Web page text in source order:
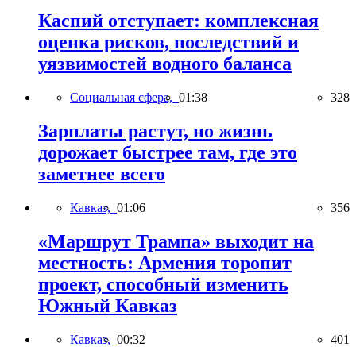
Каспий отступает: комплексная
оценка рисков, последствий и
уязвимостей водного баланса
Социальная сфера, 01:38 328
Зарплаты растут, но жизнь
дорожает быстрее там, где это
заметнее всего
Кавказ, 01:06 356
«Маршрут Трампа» выходит на
местность: Армения торопит
проект, способный изменить
Южный Кавказ
Кавказ, 00:32 401